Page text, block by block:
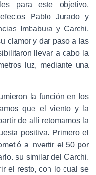
para este objetivo,
Pablo Jurado y
Imbabura y Carchi,
clamor y dar paso a las
llevar a cabo la
luz, mediante una
la función en los
que el viento y la
de allí retomamos la
positiva. Primero el
a invertir el 50 por
su similar del Carchi,
el resto, con lo cual se